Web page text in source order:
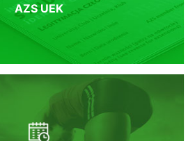
AZS UEK